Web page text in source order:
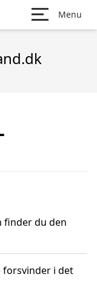
Menu
finder du den
forsvinder i det